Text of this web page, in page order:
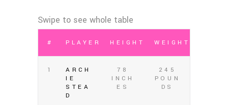
# PLAYER HEIGHT WEIGHT
1
ARCH
IE
STEA
D
78
INCH
ES
245
POUN
DS